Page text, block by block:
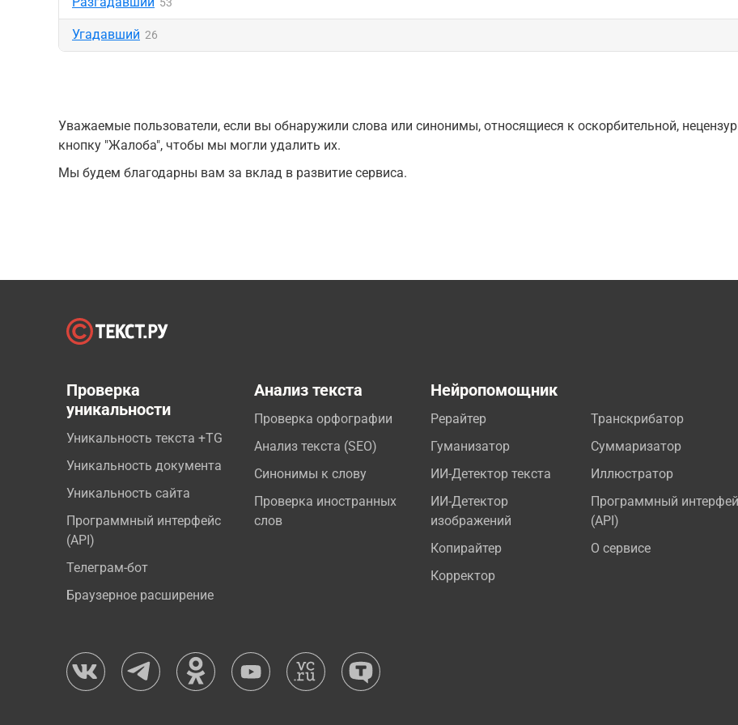
Угадавший 26
Уважаемые пользователи, если вы обнаружили слова или синонимы, относящиеся к оскорбительной,
кнопку "Жалоба", чтобы мы могли удалить их.
Мы будем благодарны вам за вклад в развитие сервиса.
Проверка
уникальности
Уникальность текста +TG
Уникальность документа
Уникальность сайта
Программный интерфейс
(API)
Телеграм-бот
Браузерное расширение
Анализ текста
Проверка орфографии
Анализ текста (SEO)
Синонимы к слову
Проверка иностранных
слов
Нейропомощник
Рерайтер
Гуманизатор
ИИ-Детектор текста
ИИ-Детектор
изображений
Копирайтер
Корректор
Транскрибатор
Суммаризатор
Иллюстратор
Программный
(API)
О сервисе